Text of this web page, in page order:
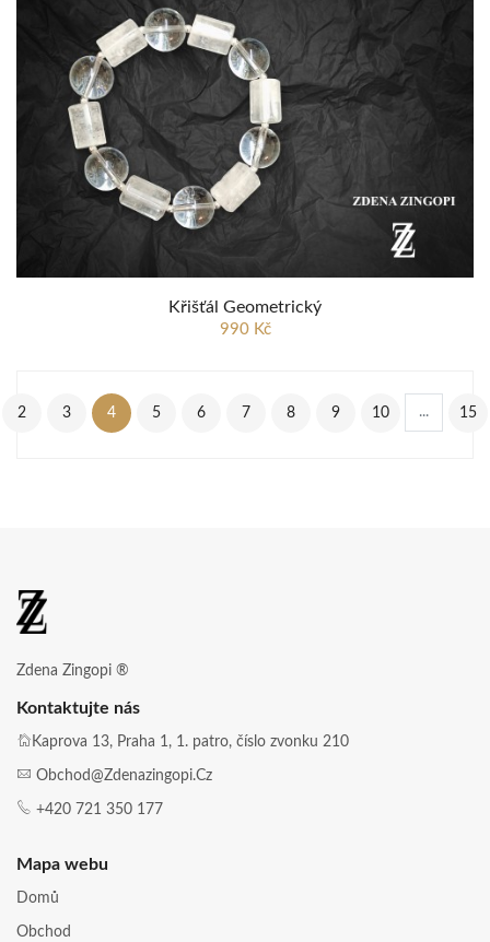
Křišťál Geometrický
990 Kč
2 3 4 5 6 7 8 9 10 ... 15
Zdena Zingopi ®
Kontaktujte nás
Kaprova 13, Praha 1, 1. patro, číslo zvonku 210
Obchod@zdenazingopi.cz
+420 721 350 177
Mapa webu
Domů
Obchod